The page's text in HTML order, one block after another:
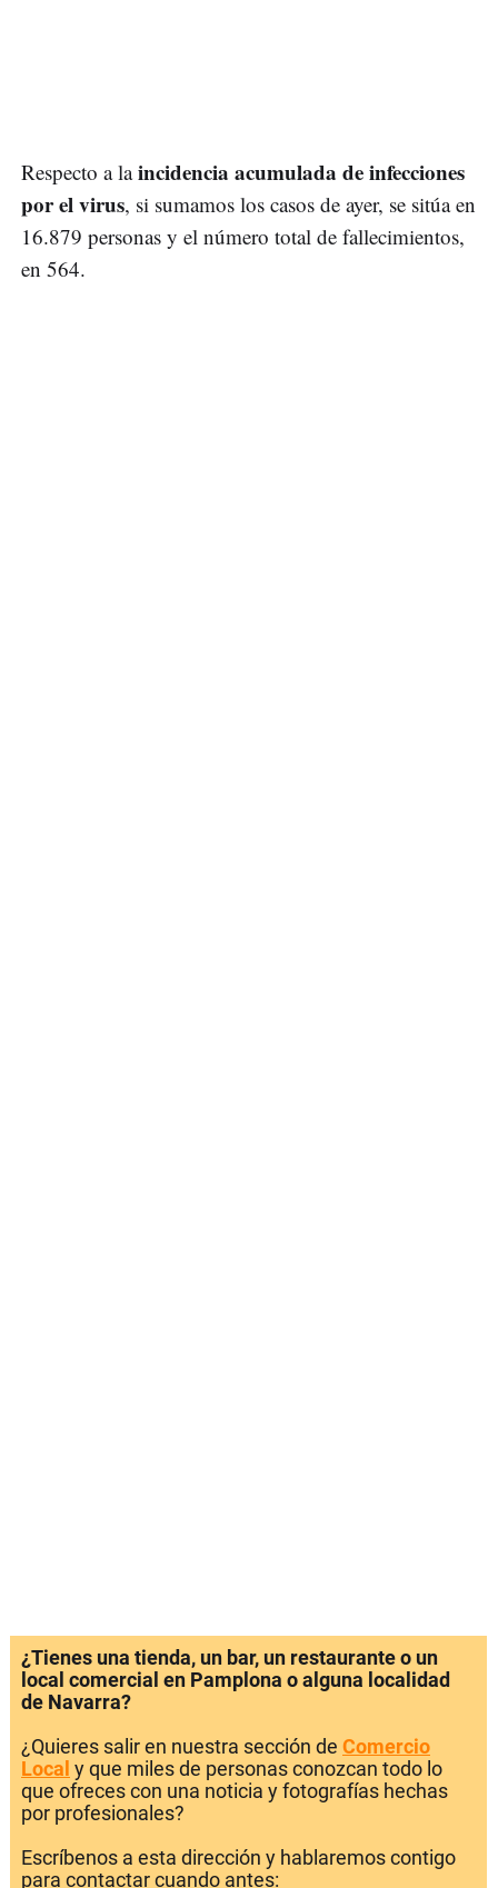
Respecto a laincidencia acumulada de infecciones
por el virus, si sumamos los casos de ayer, se sitúa en
16.879 personas y el número total de fallecimientos,
en 564.
¿Tienes una tienda, un bar, un restaurante o un
local comercial en Pamplona o alguna localidad
de Navarra?
¿Quieres salir en nuestra sección de Comercio
Local y que miles de personas conozcan todo lo
que ofreces con una noticia y fotografías hechas
por profesionales?
Escríbenos a esta dirección y hablaremos contigo
para contactar cuando antes: